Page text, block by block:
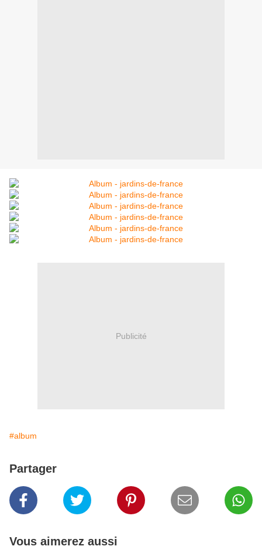
Publicité
#album
Partager
Vous aimerez aussi